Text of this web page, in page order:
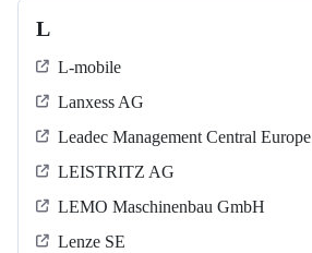
L
L-mobile
Lanxess AG
Leadec Management Central
LEISTRITZ AG
LEMO Maschinenbau GmbH
Lenze SE